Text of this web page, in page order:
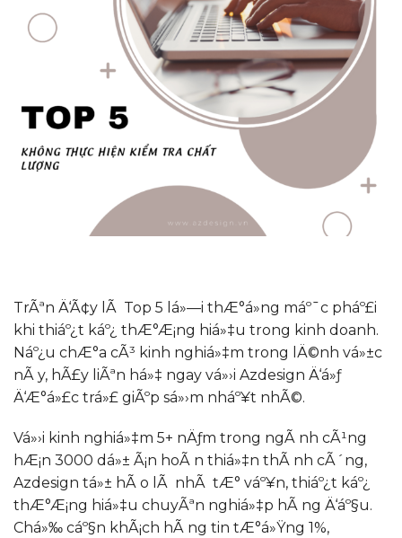
TrÃªn Ä‘Ã¢y lÃ Top 5 lá»—i thÆ°á»ng máº¯c pháº£i
khi thiáº¿t káº¿ thÆ°Æ¡ng hiá»‡u trong kinh doanh.
Náº¿u chÆ°a cÃ³ kinh nghiá»‡m trong lÄ©nh vá»±c
nÃ y, hÃ£y liÃªn há»‡ ngay vá»›i Azdesign Ä‘á»ƒ
Ä‘Æ°á»£c trá»£ giÃºp sá»›m nháº¥t nhÃ©.
Vá»›i kinh nghiá»‡m 5+ nÄƒm trong ngÃ nh cÃ¹ng
hÆ¡n 3000 dá»± Ã¡n hoÃ n thiá»‡n thÃ nh cÃ´ng,
Azdesign tá»± hÃ o lÃ nhÃ tÆ° váº¥n, thiáº¿t káº¿
thÆ°Æ¡ng hiá»‡u chuyÃªn nghiá»‡p hÃ ng Ä‘áº§u.
Chá»‰ cáº§n khÃ¡ch hÃ ng tin tÆ°á»Ÿng 1%,